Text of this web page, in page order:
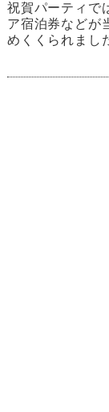
祝賀パーティで
ア宿泊券などが
めくくられまし